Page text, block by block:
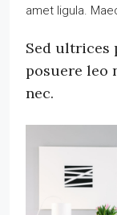
amet ligula.
Sed ultrices
posuere leo
nec.